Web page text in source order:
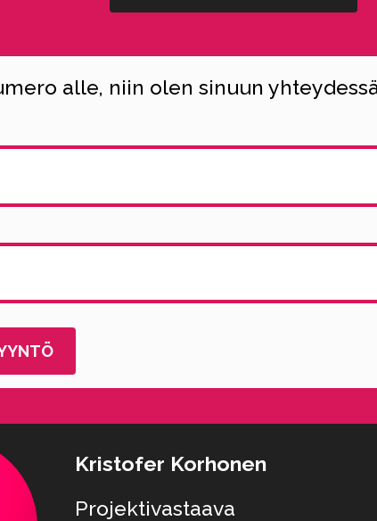
alle, niin olen sinuun
Kristofer Korhonen
Projektivastaava